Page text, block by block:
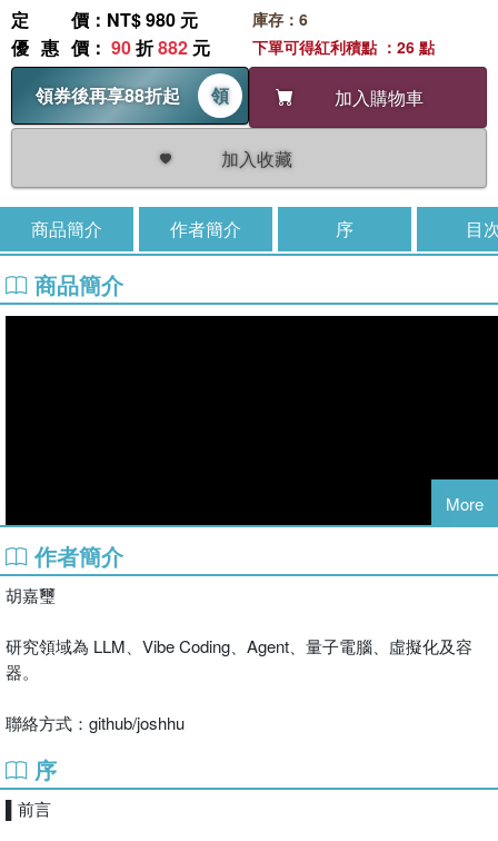
定價 ：NT$ 980 元
優惠價 ： 90折882 元
領券後再享88折起
領 加入購物車
加入收藏
庫存：6
下單可得紅利積點 ：26 點
商品簡介 作者簡介 序 目
商品簡介
More
作者簡介
胡嘉璽
研究領域為 LLM、Vibe Coding、Agent、量子電腦、虛擬化及容
器。
聯絡方式：github/joshhu
序
▌前言